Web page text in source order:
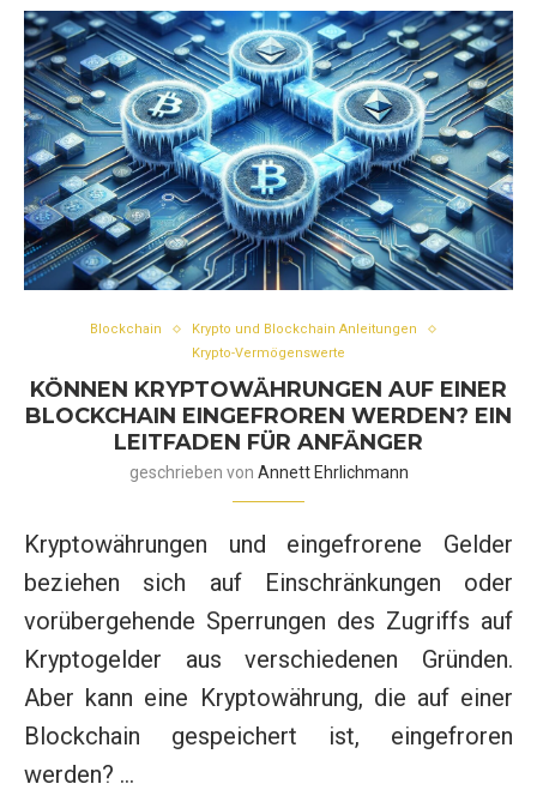
Blockchain
Krypto und Blockchain Anleitungen
Krypto-Vermögenswerte
KÖNNEN KRYPTOWÄHRUNGEN AUF EINER
BLOCKCHAIN EINGEFROREN WERDEN? EIN
LEITFADEN FÜR ANFÄNGER
geschrieben von Annett Ehrlichmann
Kryptowährungen und eingefrorene Gelder
beziehen sich auf Einschränkungen oder
vorübergehende Sperrungen des Zugriffs auf
Kryptogelder aus verschiedenen Gründen.
Aber kann eine Kryptowährung, die auf einer
Blockchain gespeichert ist, eingefroren
werden? …